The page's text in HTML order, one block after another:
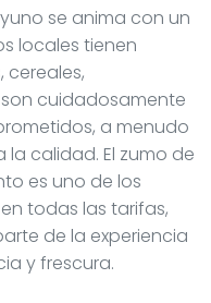
se anima con un
locales tienen
cereales,
cuidadosamente
a menudo
calidad. El zumo de
es uno de los
todas las tarifas,
de la experiencia
y frescura.